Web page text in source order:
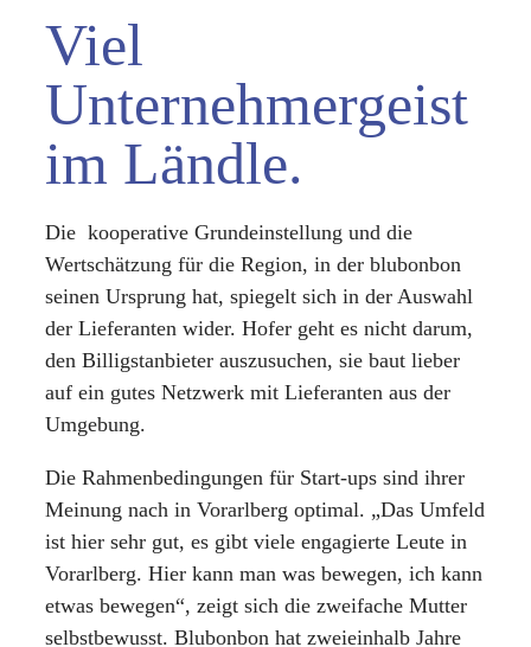
Viel
Unternehmergeist
im Ländle.
Die kooperative Grundeinstellung und die
Wertschätzung für die Region, in der blubonbon
seinen Ursprung hat, spiegelt sich in der Auswahl
der Lieferanten wider. Hofer geht es nicht darum,
den Billigstanbieter auszusuchen, sie baut lieber
auf ein gutes Netzwerk mit Lieferanten aus der
Umgebung.
Die Rahmenbedingungen für Start-ups sind ihrer
Meinung nach in Vorarlberg optimal. „Das Umfeld
ist hier sehr gut, es gibt viele engagierte Leute in
Vorarlberg. Hier kann man was bewegen, ich kann
etwas bewegen“, zeigt sich die zweifache Mutter
selbstbewusst. Blubonbon hat zweieinhalb Jahre